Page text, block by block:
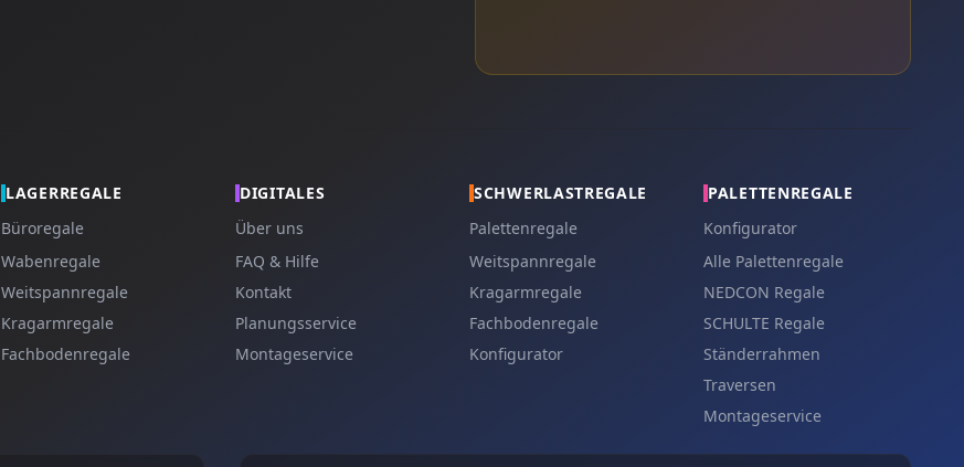
LAGERREGALE
Büroregale
Wabenregale
Weitspannregale
Kragarmregale
Fachbodenregale
DIGITALES
Über uns
FAQ & Hilfe
Kontakt
Planungsservice
Montageservice
SCHWERLASTREGALE
Palettenregale
Weitspannregale
Kragarmregale
Fachbodenregale
Konfigurator
PALETTENREGALE
Konfigurator
Alle Palettenregale
NEDCON Regale
SCHULTE Regale
Ständerrahmen
Traversen
Montageservice